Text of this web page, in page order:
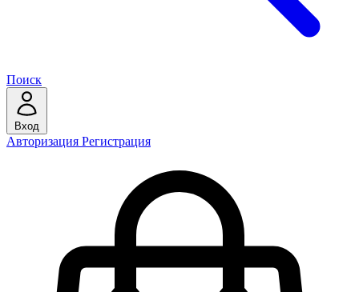
Поиск
Вход
Авторизация Регистрация